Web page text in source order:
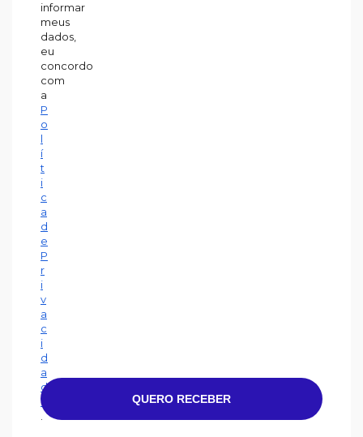
informar
meus
dados,
eu
concordo
com
a
P
o
l
í
t
i
c
a
d
e
P
r
i
v
a
c
i
d
a
d
e
QUERO RECEBER